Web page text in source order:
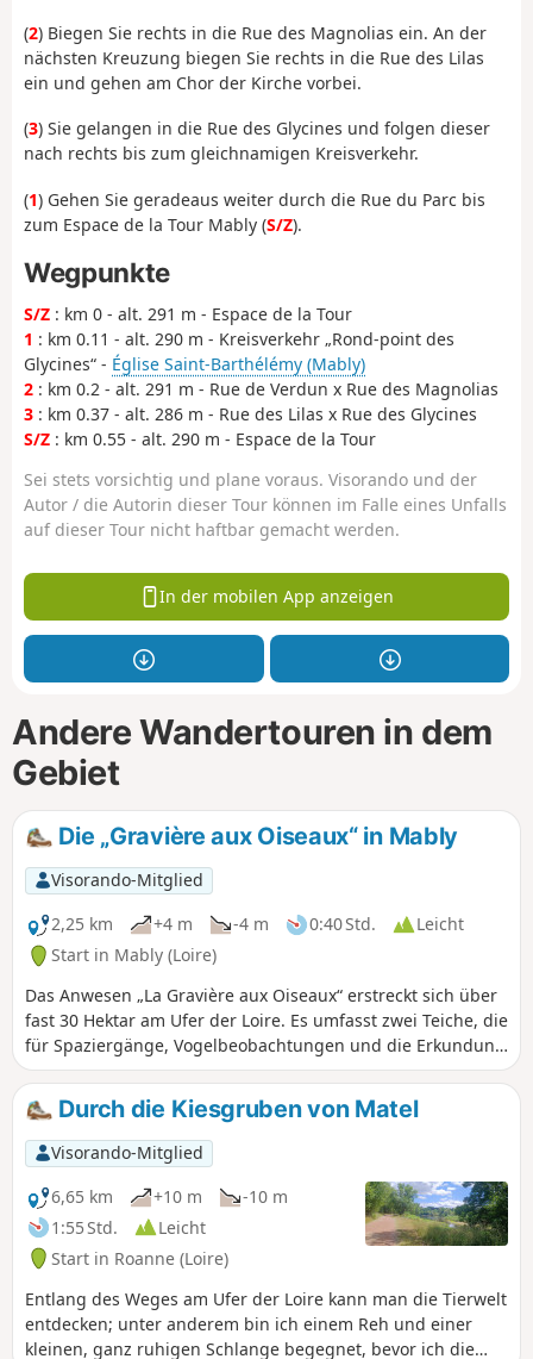
(2) Biegen Sie rechts in die Rue des Magnolias ein. An der
nächsten Kreuzung biegen Sie rechts in die Rue des Lilas
ein und gehen am Chor der Kirche vorbei.
(3) Sie gelangen in die Rue des Glycines und folgen dieser
nach rechts bis zum gleichnamigen Kreisverkehr.
(1) Gehen Sie geradeaus weiter durch die Rue du Parc bis
zum Espace de la Tour Mably (S/Z).
Wegpunkte
S/Z : km 0 - alt. 291 m - Espace de la Tour
1 : km 0.11 - alt. 290 m - Kreisverkehr „Rond-point des
Glycines“ - Église Saint-Barthélémy (Mably)
2 : km 0.2 - alt. 291 m - Rue de Verdun x Rue des Magnolias
3 : km 0.37 - alt. 286 m - Rue des Lilas x Rue des Glycines
S/Z : km 0.55 - alt. 290 m - Espace de la Tour
Sei stets vorsichtig und plane voraus. Visorando und der
Autor / die Autorin dieser Tour können im Falle eines Unfalls
auf dieser Tour nicht haftbar gemacht werden.
In der mobilen App anzeigen
Andere Wandertouren in dem
Gebiet
Die „Gravière aux Oiseaux“ in Mably
Visorando-Mitglied
2,25 km
+4 m -4 m 0:40 Std.
Leicht
Start in Mably (Loire)
Das Anwesen „La Gravière aux Oiseaux“ erstreckt sich über
fast 30 Hektar am Ufer der Loire. Es umfasst zwei Teiche, die
für Spaziergänge, Vogelbeobachtungen und die Erkundung
der Feuchtgebiete zu jeder Jahreszeit angelegt wurden.
Durch die Kiesgruben von Matel
Visorando-Mitglied
6,65 km
+10 m
-10 m
1:55 Std.
Leicht
Start in Roanne (Loire)
Entlang des Weges am Ufer der Loire kann man die Tierwelt
entdecken; unter anderem bin ich einem Reh und einer
kleinen, ganz ruhigen Schlange begegnet, bevor ich die